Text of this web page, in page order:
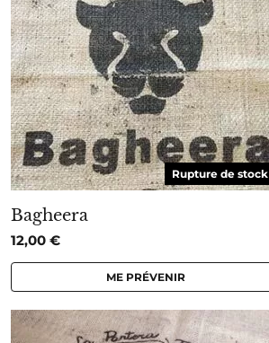
Rupture de stock
Bagheera
12,00 €
ME PRÉVENIR